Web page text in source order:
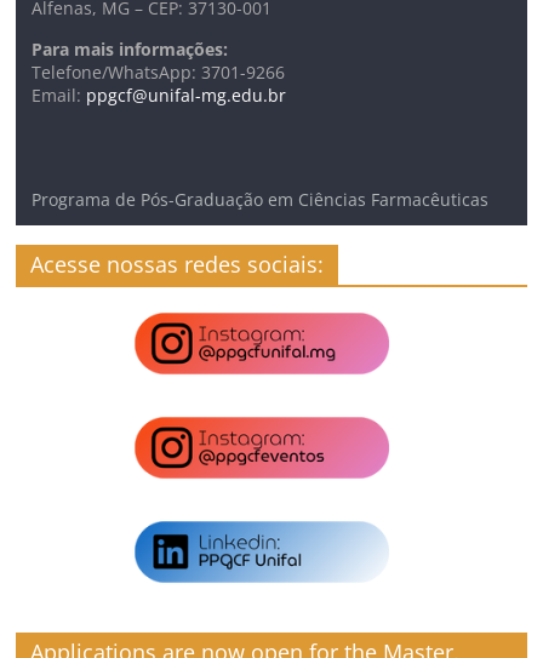
Alfenas, MG – CEP: 37130-001
Para mais informações:
Telefone/WhatsApp: 3701-9266
Email: ppgcf@unifal-mg.edu.br
Programa de Pós-Graduação em Ciências Farmacêuticas
Acesse nossas redes sociais:
Applications are now open for the Master,